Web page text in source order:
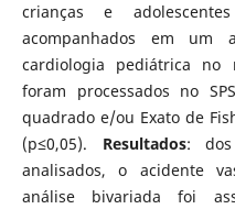
crianças e
acompanhados em um
cardiologia pediátrica no
foram processados no
quadrado e/ou Exato de
(p≤0,05). Resultados: dos
analisados, o acidente
análise bivariada foi